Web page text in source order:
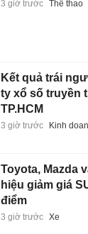
3 giờ trước Thể thao
Kết quả trái
ty xổ số truyền
TP.HCM
3 giờ trước Kinh
Toyota, Mazda
hiệu giảm giá
điểm
3 giờ trước Xe